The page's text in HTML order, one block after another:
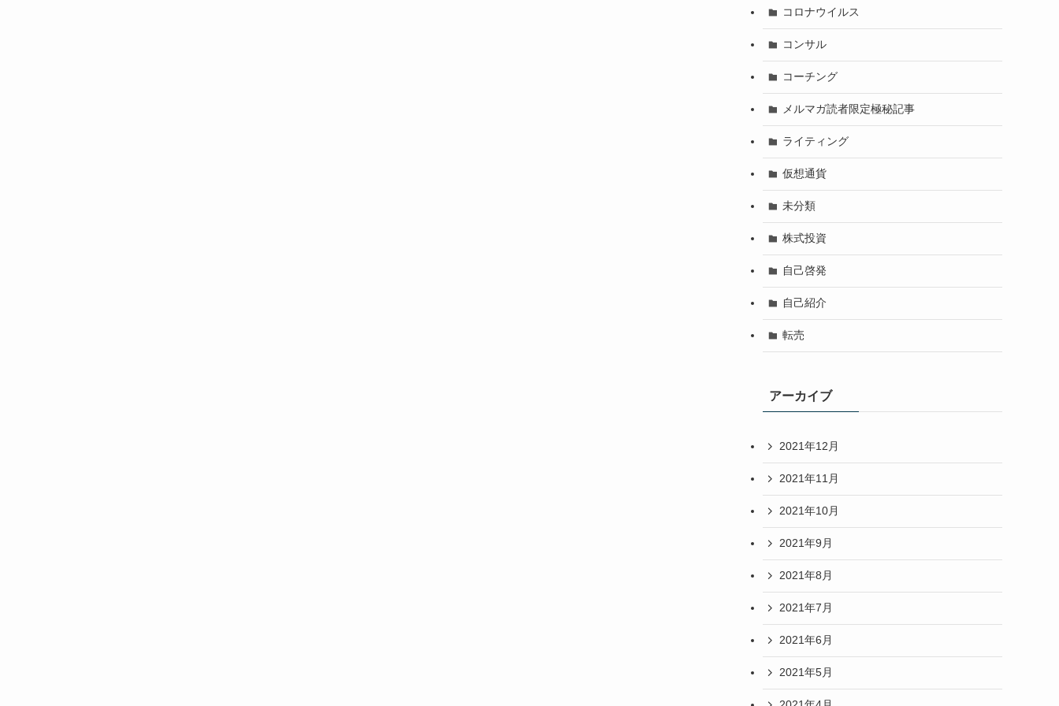
コロナウイルス
コンサル
コーチング
メルマガ読者限定極秘記事
ライティング
仮想通貨
未分類
株式投資
自己啓発
自己紹介
転売
アーカイブ
2021年12月
2021年11月
2021年10月
2021年9月
2021年8月
2021年7月
2021年6月
2021年5月